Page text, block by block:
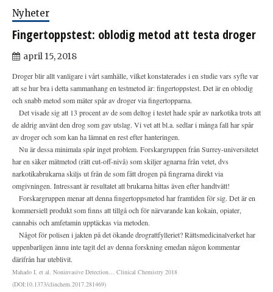
Nyheter
Fingertoppstest: oblodig metod att testa droger
april 15, 2018
Droger blir allt vanligare i vårt samhälle, vilket konstaterades i en studie vars syfte var
att se hur bra i detta sammanhang en testmetod är: fingertoppstest. Det är en oblodig
och snabb metod som mäter spår av droger via fingertopparna.
Det visade sig att 13 procent av de som deltog i testet hade spår av narkotika trots att
de aldrig använt den drog som gav utslag. Vi vet att bl.a. sedlar i många fall har spår
av droger och som kan ha lämnat en rest efter hanteringen.
Nu är dessa minimala spår inget problem. Forskargruppen från Surrey-universitetet
har en säker mätmetod (rätt cut-off-nivå) som skiljer agnarna från vetet, dvs
narkotikabrukarna skiljs ut från de som fått drogen på fingrarna direkt via
omgivningen. Intressant är resultatet att brukarna hittas även efter handtvätt!
Forskargruppen menar att denna fingertoppsmetod har framtiden för sig. Det är en
kommersiell produkt som finns att tillgå och för närvarande kan kokain, opiater,
cannabis och amfetamin upptäckas via metoden.
Något för polisen i jakten på det ökande drograttfylleriet? Rättsmedicinalverket har
uppenbarligen ännu inte tagit del av denna forskning emedan någon kommentar
därifrån har uteblivit.
Mahado I, et al. Noninvasive Detection… Clinical Chemistry 2018
(DOI:10.1373/clinchem.2017.281469)